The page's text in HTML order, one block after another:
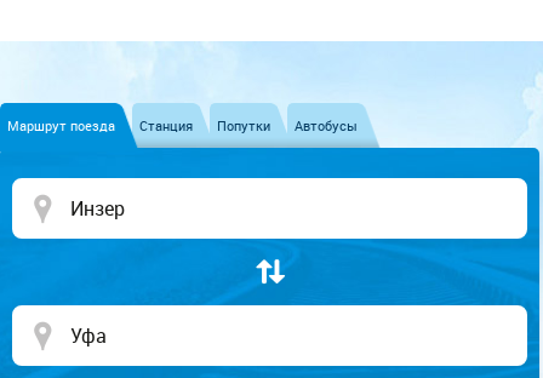
Маршрут поезда Станция Попутки Автобусы